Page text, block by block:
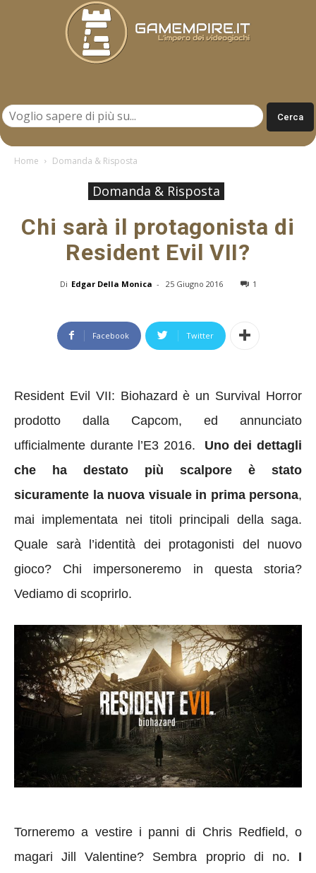
Home Domanda & Risposta
Domanda & Risposta
Chi sarà il protagonista di
Resident Evil VII?
Di Edgar Della Monica - 25 Giugno 2016 1
Facebook Twitter
Resident Evil VII: Biohazard è un Survival Horror
prodotto dalla Capcom, ed annunciato
ufficialmente durante l’E3 2016. Uno dei dettagli
che ha destato più scalpore è stato
sicuramente la nuova visuale in prima persona,
mai implementata nei titoli principali della saga.
Quale sarà l’identità dei protagonisti del nuovo
gioco? Chi impersoneremo in questa storia?
Vediamo di scoprirlo.
Torneremo a vestire i panni di Chris Redfield, o
magari Jill Valentine? Sembra proprio di no. I